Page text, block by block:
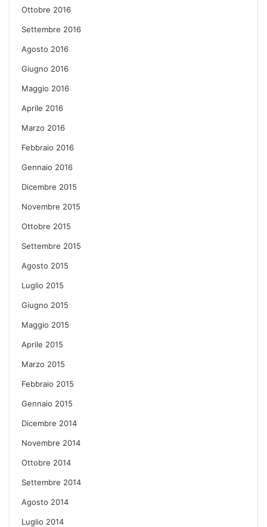
Ottobre 2016
Settembre 2016
Agosto 2016
Giugno 2016
Maggio 2016
Aprile 2016
Marzo 2016
Febbraio 2016
Gennaio 2016
Dicembre 2015
Novembre 2015
Ottobre 2015
Settembre 2015
Agosto 2015
Luglio 2015
Giugno 2015
Maggio 2015
Aprile 2015
Marzo 2015
Febbraio 2015
Gennaio 2015
Dicembre 2014
Novembre 2014
Ottobre 2014
Settembre 2014
Agosto 2014
Luglio 2014